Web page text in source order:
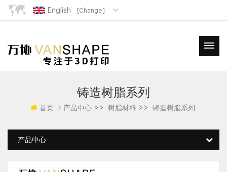
English [Change]
铸造树脂系列
首页 产品中心>> 树脂材料>> 铸造树脂系列
产品中心